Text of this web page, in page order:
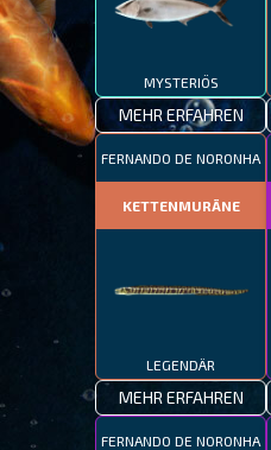
MYSTERIÖS
MEHR ERFAHREN
FERNANDO DE NORONHA
KETTENMURÄNE
LEGENDÄR
MEHR ERFAHREN
FERNANDO DE NORONHA